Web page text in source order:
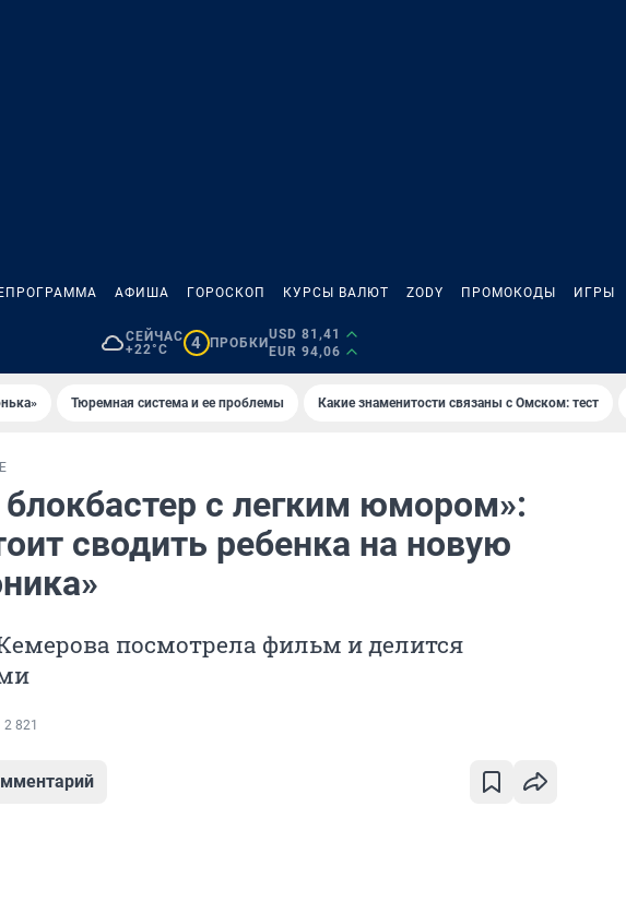
АФИША ГОРОСКОП КУРСЫ ВАЛЮТ ZODY ПРОМОКОДЫ ИГРЫ
СЕЙЧАС
+22°C
4 ПРОБКИ
USD 81,41
EUR 94,06
Тюремная система и ее проблемы Какие знаменитости связаны с Омском: тест
с легким юмором»:
сводить ребенка на новую
посмотрела фильм и делится
2 821